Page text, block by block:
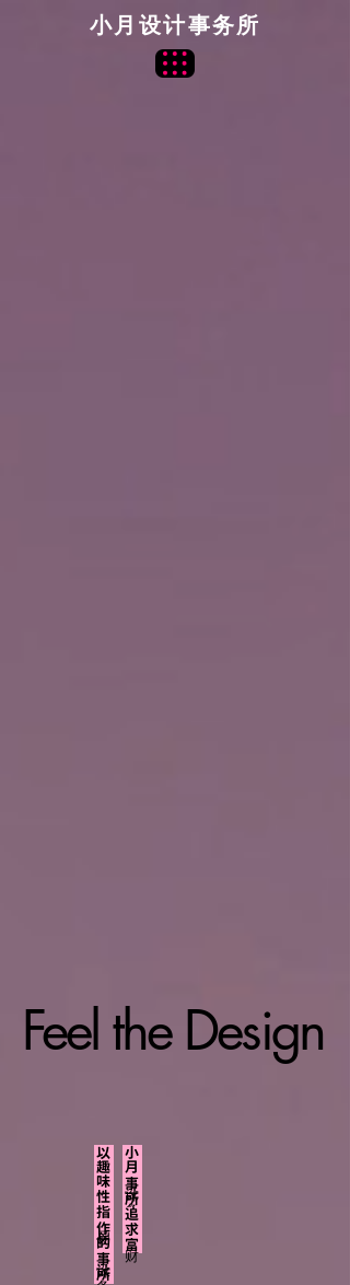
小月设计事务所
Feel the Design
Feel the Design
小月设计事务所
追求财富
以趣味性指导创作的设计事务所